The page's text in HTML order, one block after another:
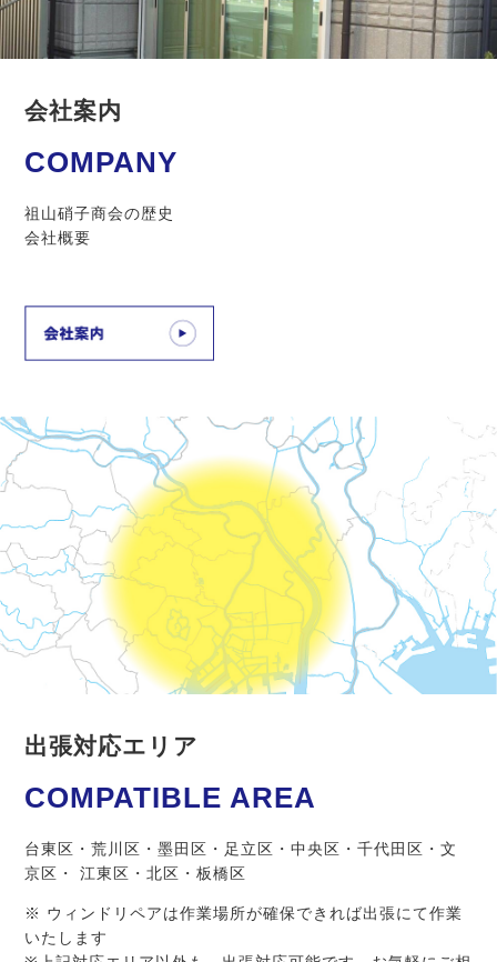
会社案内
COMPANY
祖山硝子商会の歴史
会社概要
出張対応エリア
COMPATIBLE AREA
台東区・荒川区・墨田区・足立区・中央区・千代田区・文
京区・ 江東区・北区・板橋区
※ ウィンドリペアは作業場所が確保できれば出張にて作業
いたします